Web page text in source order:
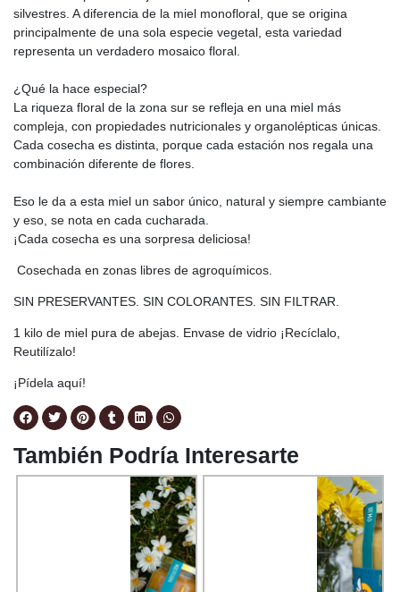
silvestres. A diferencia de la miel monofloral, que se origina
principalmente de una sola especie vegetal, esta variedad
representa un verdadero mosaico floral.
¿Qué la hace especial?
La riqueza floral de la zona sur se refleja en una miel más
compleja, con propiedades nutricionales y organolépticas únicas.
Cada cosecha es distinta, porque cada estación nos regala una
combinación diferente de flores.
Eso le da a esta miel un sabor único, natural y siempre cambiante
y eso, se nota en cada cucharada.
¡Cada cosecha es una sorpresa deliciosa!
Cosechada en zonas libres de agroquímicos.
SIN PRESERVANTES. SIN COLORANTES. SIN FILTRAR.
1 kilo de miel pura de abejas. Envase de vidrio ¡Recíclalo,
Reutilízalo!
¡Pídela aquí!
También Podría Interesarte